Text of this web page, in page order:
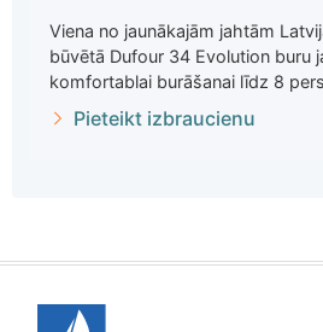
Viena no jaunākajām jahtām
būvētā Dufour 34 Evolution buru
komfortablai burāšanai līdz 8
Pieteikt izbraucienu